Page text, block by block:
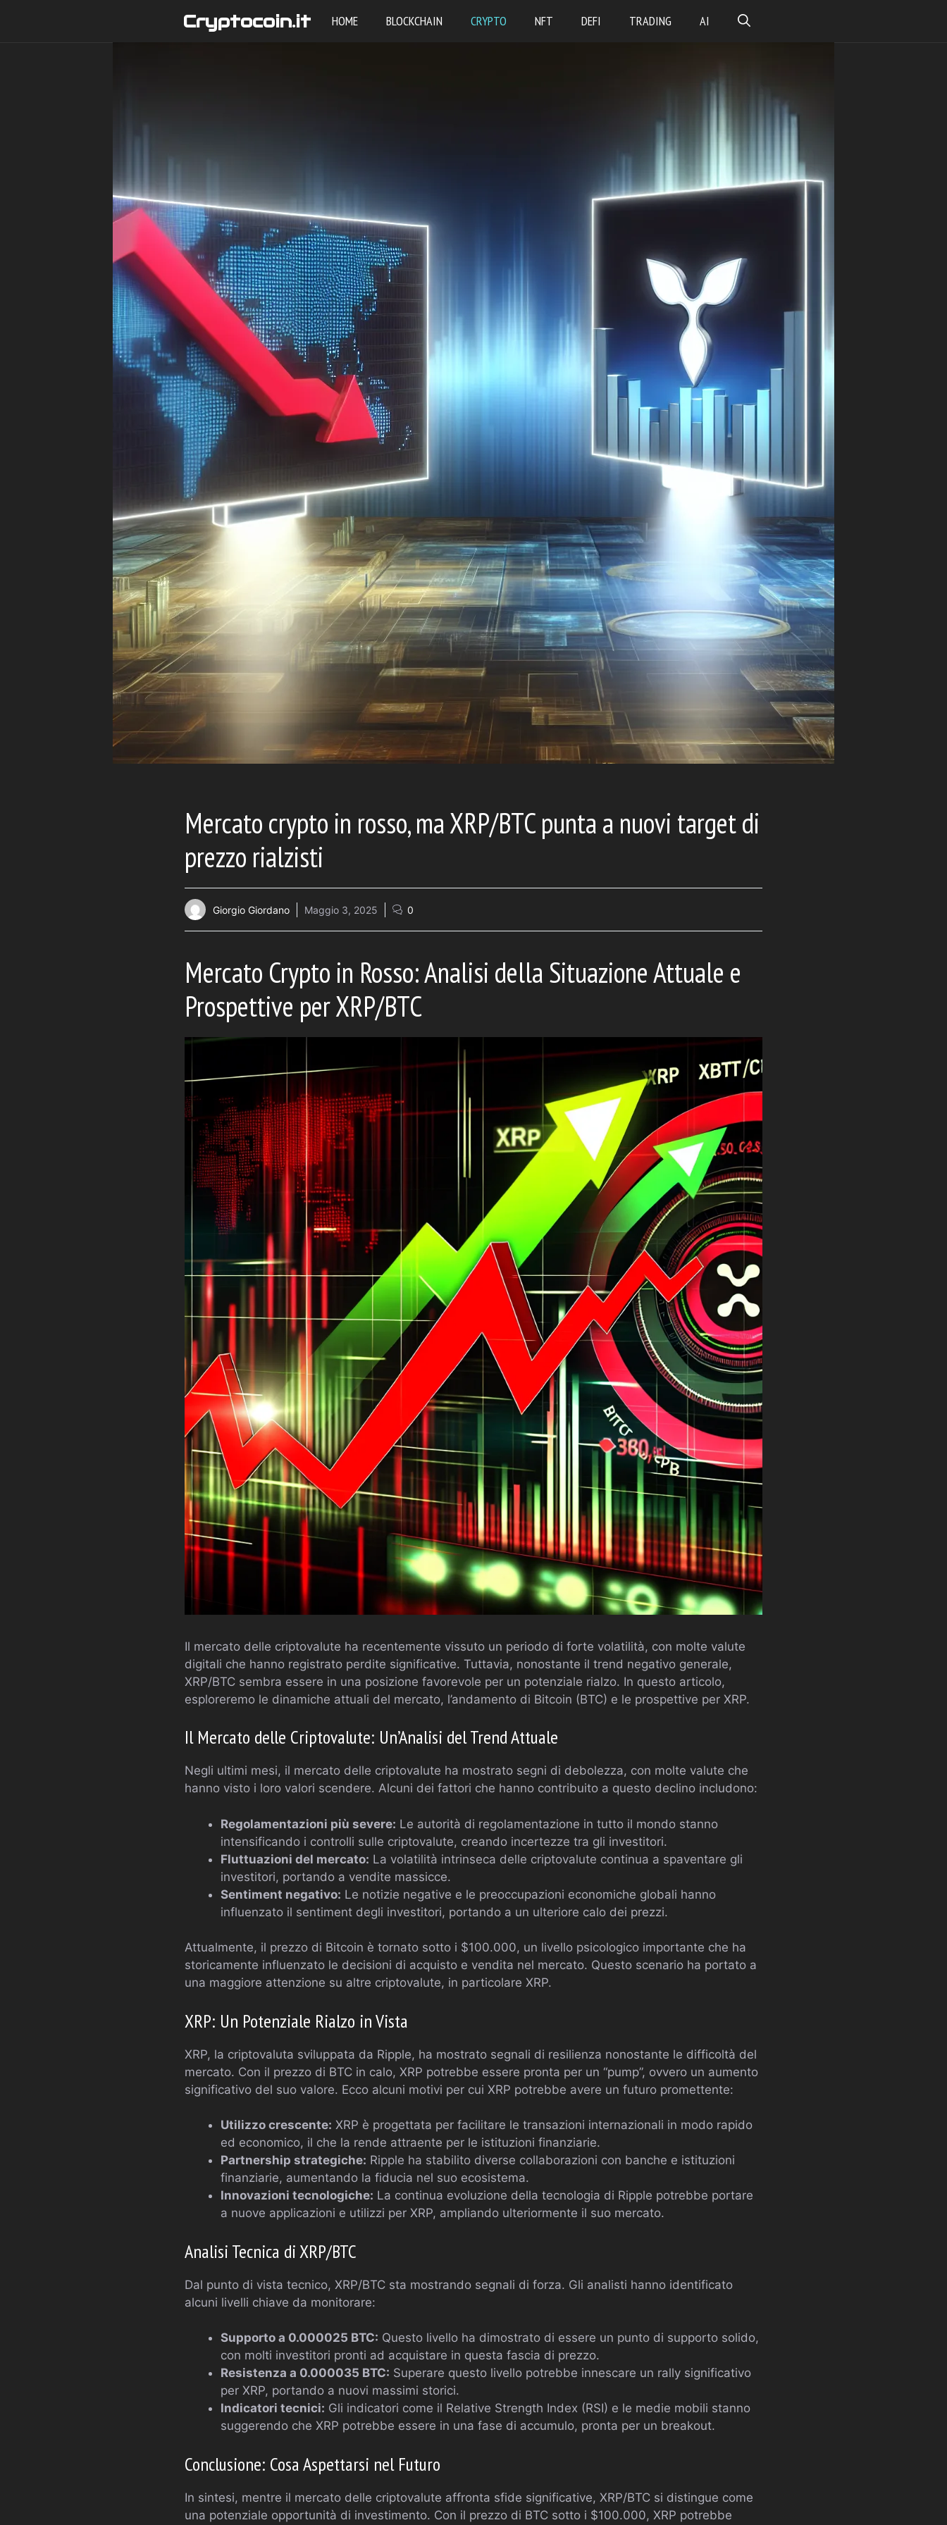
Cryptocoin.it HOME BLOCKCHAIN CRYPTO NFT DEFI TRADING AI
Mercato crypto in rosso, ma XRP/BTC punta a nuovi target di
prezzo rialzisti
Giorgio Giordano Maggio 3, 2025 0
Mercato Crypto in Rosso: Analisi della Situazione Attuale e
Prospettive per XRP/BTC
Il mercato delle criptovalute ha recentemente vissuto un periodo di forte volatilità, con molte valute
digitali che hanno registrato perdite significative. Tuttavia, nonostante il trend negativo generale,
XRP/BTC sembra essere in una posizione favorevole per un potenziale rialzo. In questo articolo,
esploreremo le dinamiche attuali del mercato, l’andamento di Bitcoin (BTC) e le prospettive per XRP.
Il Mercato delle Criptovalute: Un’Analisi del Trend Attuale
Negli ultimi mesi, il mercato delle criptovalute ha mostrato segni di debolezza, con molte valute che
hanno visto i loro valori scendere. Alcuni dei fattori che hanno contribuito a questo declino includono:
Regolamentazioni più severe: Le autorità di regolamentazione in tutto il mondo stanno
intensificando i controlli sulle criptovalute, creando incertezze tra gli investitori.
Fluttuazioni del mercato: La volatilità intrinseca delle criptovalute continua a spaventare gli
investitori, portando a vendite massicce.
Sentiment negativo: Le notizie negative e le preoccupazioni economiche globali hanno
influenzato il sentiment degli investitori, portando a un ulteriore calo dei prezzi.
Attualmente, il prezzo di Bitcoin è tornato sotto i $100.000, un livello psicologico importante che ha
storicamente influenzato le decisioni di acquisto e vendita nel mercato. Questo scenario ha portato a
una maggiore attenzione su altre criptovalute, in particolare XRP.
XRP: Un Potenziale Rialzo in Vista
XRP, la criptovaluta sviluppata da Ripple, ha mostrato segnali di resilienza nonostante le difficoltà del
mercato. Con il prezzo di BTC in calo, XRP potrebbe essere pronta per un “pump”, ovvero un aumento
significativo del suo valore. Ecco alcuni motivi per cui XRP potrebbe avere un futuro promettente:
Utilizzo crescente: XRP è progettata per facilitare le transazioni internazionali in modo rapido
ed economico, il che la rende attraente per le istituzioni finanziarie.
Partnership strategiche: Ripple ha stabilito diverse collaborazioni con banche e istituzioni
finanziarie, aumentando la fiducia nel suo ecosistema.
Innovazioni tecnologiche: La continua evoluzione della tecnologia di Ripple potrebbe portare
a nuove applicazioni e utilizzi per XRP, ampliando ulteriormente il suo mercato.
Analisi Tecnica di XRP/BTC
Dal punto di vista tecnico, XRP/BTC sta mostrando segnali di forza. Gli analisti hanno identificato
alcuni livelli chiave da monitorare:
Supporto a 0.000025 BTC: Questo livello ha dimostrato di essere un punto di supporto solido,
con molti investitori pronti ad acquistare in questa fascia di prezzo.
Resistenza a 0.000035 BTC: Superare questo livello potrebbe innescare un rally significativo
per XRP, portando a nuovi massimi storici.
Indicatori tecnici: Gli indicatori come il Relative Strength Index (RSI) e le medie mobili stanno
suggerendo che XRP potrebbe essere in una fase di accumulo, pronta per un breakout.
Conclusione: Cosa Aspettarsi nel Futuro
In sintesi, mentre il mercato delle criptovalute affronta sfide significative, XRP/BTC si distingue come
una potenziale opportunità di investimento. Con il prezzo di BTC sotto i $100.000, XRP potrebbe